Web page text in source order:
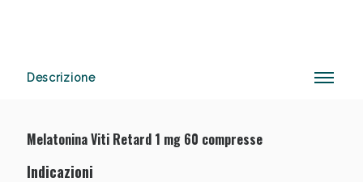
Descrizione
Melatonina Viti Retard 1 mg 60 compresse
Indicazioni